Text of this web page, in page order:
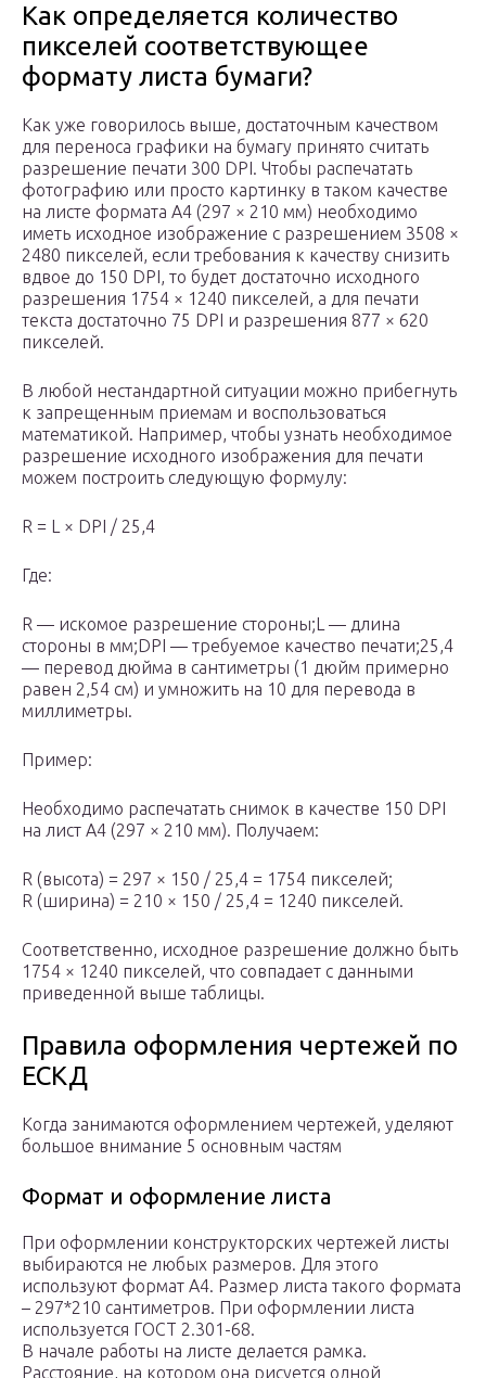
Как определяется количество
пикселей соответствующее
формату листа бумаги?
Как уже говорилось выше, достаточным качеством
для переноса графики на бумагу принято считать
разрешение печати 300 DPI. Чтобы распечатать
фотографию или просто картинку в таком качестве
на листе формата A4 (297 × 210 мм) необходимо
иметь исходное изображение с разрешением 3508 ×
2480 пикселей, если требования к качеству снизить
вдвое до 150 DPI, то будет достаточно исходного
разрешения 1754 × 1240 пикселей, а для печати
текста достаточно 75 DPI и разрешения 877 × 620
пикселей.
В любой нестандартной ситуации можно прибегнуть
к запрещенным приемам и воспользоваться
математикой. Например, чтобы узнать необходимое
разрешение исходного изображения для печати
можем построить следующую формулу:
R = L × DPI / 25,4
Где:
R — искомое разрешение стороны;L — длина
стороны в мм;DPI — требуемое качество печати;25,4
— перевод дюйма в сантиметры (1 дюйм примерно
равен 2,54 см) и умножить на 10 для перевода в
миллиметры.
Пример:
Необходимо распечатать снимок в качестве 150 DPI
на лист A4 (297 × 210 мм). Получаем:
R (высота) = 297 × 150 / 25,4 = 1754 пикселей;
R (ширина) = 210 × 150 / 25,4 = 1240 пикселей.
Соответственно, исходное разрешение должно быть
1754 × 1240 пикселей, что совпадает с данными
приведенной выше таблицы.
Правила оформления чертежей по
ЕСКД
Когда занимаются оформлением чертежей, уделяют
большое внимание 5 основным частям
Формат и оформление листа
При оформлении конструкторских чертежей листы
выбираются не любых размеров. Для этого
используют формат А4. Размер листа такого формата
– 297*210 сантиметров. При оформлении листа
используется ГОСТ 2.301-68.
В начале работы на листе делается рамка.
Расстояние, на котором она рисуется одной